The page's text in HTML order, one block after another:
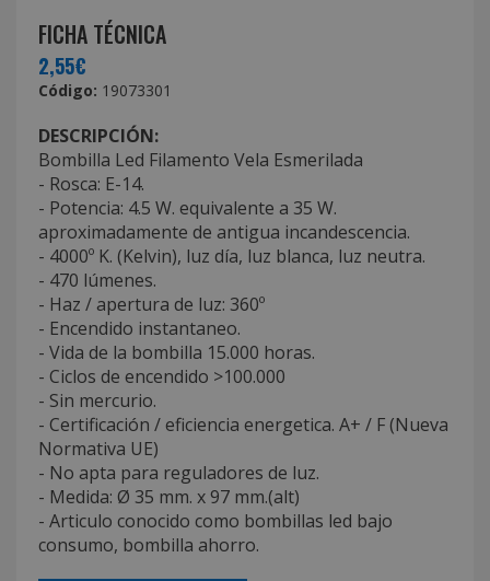
FICHA TÉCNICA
2,55€
Código: 19073301
DESCRIPCIÓN:
Bombilla Led Filamento Vela Esmerilada
- Rosca: E-14.
- Potencia: 4.5 W. equivalente a 35 W.
aproximadamente de antigua incandescencia.
- 4000º K. (Kelvin), luz día, luz blanca, luz neutra.
- 470 lúmenes.
- Haz / apertura de luz: 360º
- Encendido instantaneo.
- Vida de la bombilla 15.000 horas.
- Ciclos de encendido >100.000
- Sin mercurio.
- Certificación / eficiencia energetica. A+ / F (Nueva
Normativa UE)
- No apta para reguladores de luz.
- Medida: Ø 35 mm. x 97 mm.(alt)
- Articulo conocido como bombillas led bajo
consumo, bombilla ahorro.